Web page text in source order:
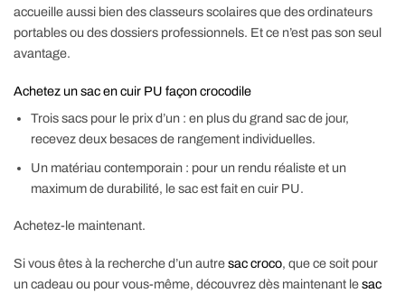
accueille aussi bien des classeurs scolaires que des ordinateurs
portables ou des dossiers professionnels. Et ce n’est pas son seul
avantage.
Achetez un sac en cuir PU façon crocodile
Trois sacs pour le prix d’un : en plus du grand sac de jour,
recevez deux besaces de rangement individuelles.
Un matériau contemporain : pour un rendu réaliste et un
maximum de durabilité, le sac est fait en cuir PU.
Achetez-le maintenant.
Si vous êtes à la recherche d’un autresac croco, que ce soit pour
un cadeau ou pour vous-même, découvrez dès maintenant lesac